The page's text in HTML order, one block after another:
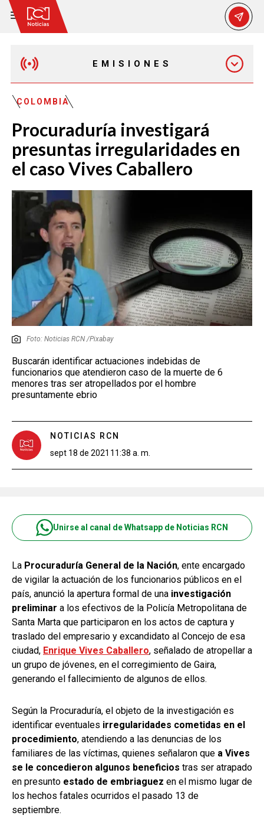
EMISIONES
EMISIÓN 7:00 PM
COLOMBIA
Procuraduría investigará
presuntas irregularidades en
el caso Vives Caballero
Foto: Noticias RCN /Pixabay
Buscarán identificar actuaciones indebidas de
funcionarios que atendieron caso de la muerte de 6
menores tras ser atropellados por el hombre
presuntamente ebrio
NOTICIAS RCN
sept 18 de 2021 11:38 a. m.
Unirse al canal de Whatsapp de Noticias RCN
La Procuraduría General de la Nación, ente encargado
de vigilar la actuación de los funcionarios públicos en el
país, anunció la apertura formal de una investigación
preliminar a los efectivos de la Policía Metropolitana de
Santa Marta que participaron en los actos de captura y
traslado del empresario y excandidato al Concejo de esa
ciudad, Enrique Vives Caballero, señalado de atropellar a
un grupo de jóvenes, en el corregimiento de Gaira,
generando el fallecimiento de algunos de ellos.
Según la Procuraduría, el objeto de la investigación es
identificar eventuales irregularidades cometidas en el
procedimiento, atendiendo a las denuncias de los
familiares de las víctimas, quienes señalaron que a Vives
se le concedieron algunos beneficios tras ser atrapado
en presunto estado de embriaguez en el mismo lugar de
los hechos fatales ocurridos el pasado 13 de
septiembre.